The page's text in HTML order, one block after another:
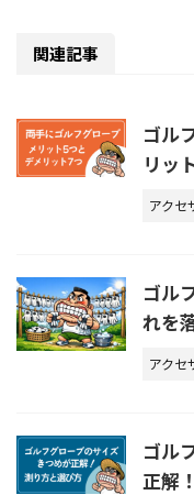
関連記事
ゴル
リッ
アクセ
ゴル
れを
アクセ
ゴル
正解